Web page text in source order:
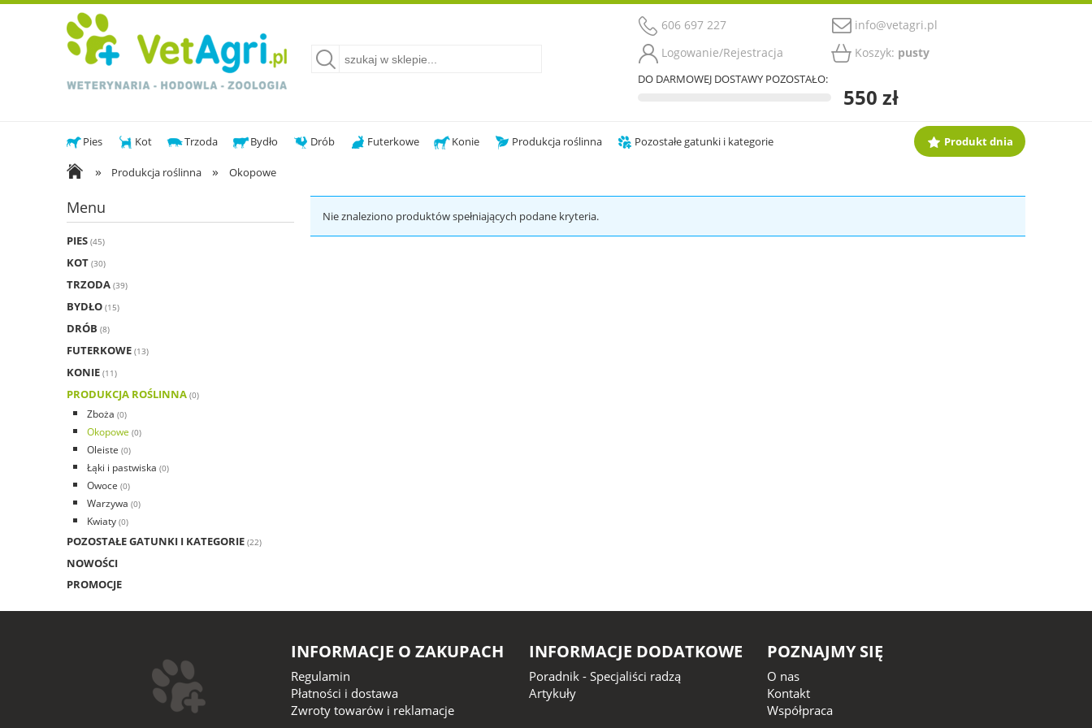
606 697 227
info@vetagri.pl
Logowanie/Rejestracja
Koszyk: pusty
DO DARMOWEJ DOSTAWY POZOSTAŁO:
550 zł
Pies Kot Trzoda Bydło Drób Futerkowe Konie Produkcja roślinna Pozostałe gatunki i kategorie Produkt dnia
» Produkcja roślinna » Okopowe
Menu
PIES (45)
KOT (30)
TRZODA (39)
BYDŁO (15)
DRÓB (8)
FUTERKOWE (13)
KONIE (11)
PRODUKCJA ROŚLINNA (0)
Zboża (0)
Okopowe (0)
Oleiste (0)
Łąki i pastwiska (0)
Owoce (0)
Warzywa (0)
Kwiaty (0)
POZOSTAŁE GATUNKI I KATEGORIE (22)
NOWOŚCI
PROMOCJE
Nie znaleziono produktów spełniających podane kryteria.
INFORMACJE O ZAKUPACH
Regulamin
Płatności i dostawa
Zwroty towarów i reklamacje
INFORMACJE DODATKOWE
Poradnik - Specjaliści radzą
Artykuły
POZNAJMY SIĘ
O nas
Kontakt
Współpraca